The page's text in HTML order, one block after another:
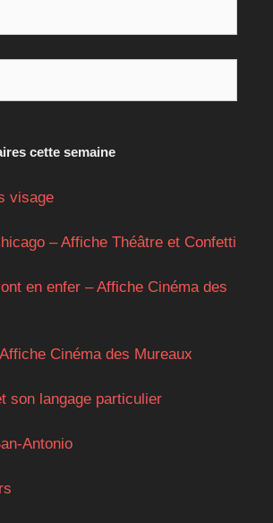
cette semaine
visage
– Affiche Théâtre et Confetti
en enfer – Affiche Cinéma des
Cinéma des Mureaux
son langage particulier
Antonio